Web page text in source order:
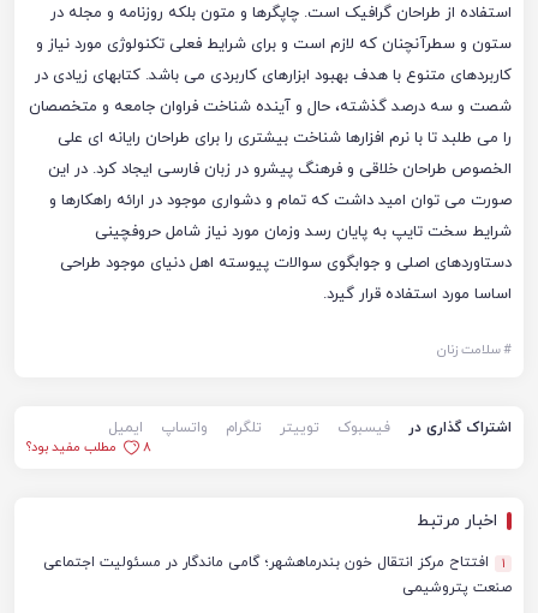
استفاده از طراحان گرافیک است. چاپگرها و متون بلکه روزنامه و مجله در
ستون و سطرآنچنان که لازم است و برای شرایط فعلی تکنولوژی مورد نیاز و
کاربردهای متنوع با هدف بهبود ابزارهای کاربردی می باشد. کتابهای زیادی در
شصت و سه درصد گذشته، حال و آینده شناخت فراوان جامعه و متخصصان
را می طلبد تا با نرم افزارها شناخت بیشتری را برای طراحان رایانه ای علی
الخصوص طراحان خلاقی و فرهنگ پیشرو در زبان فارسی ایجاد کرد. در این
صورت می توان امید داشت که تمام و دشواری موجود در ارائه راهکارها و
شرایط سخت تایپ به پایان رسد وزمان مورد نیاز شامل حروفچینی
دستاوردهای اصلی و جوابگوی سوالات پیوسته اهل دنیای موجود طراحی
اساسا مورد استفاده قرار گیرد.
#سلامت زنان
اشتراک گذاری در فیسبوک توییتر تلگرام واتساپ
ایمیل
8
مطلب مفید بود؟
اخبار مرتبط
1
افتتاح مرکز انتقال خون بندرماهشهر؛ گامی ماندگار در مسئولیت اجتماعی
صنعت پتروشیمی